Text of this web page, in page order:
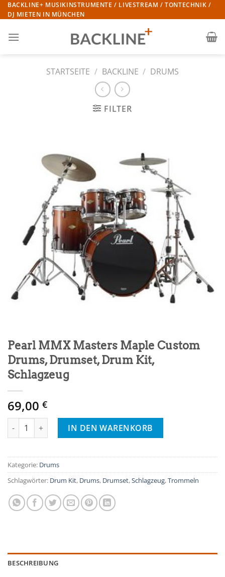
Zum
Inhalt
BACKLINE+ MUSIKINSTRUMENTE / LIVESTREAM / TONTECHNIK /
DJ MIETEN IN MÜNCHEN
STARTSEITE / BACKLINE / DRUMS
FILTER
Pearl MMX Masters Maple Custom
Drums, Drumset, Drum Kit,
Schlagzeug
69,00 €
Pearl MMX Masters Maple Custom Drums, Drumset, Drum Kit,
IN DEN WARENKORB
Kategorie: Drums
Schlagwörter: Drum Kit, Drums, Drumset,Schlagzeug,Trommeln
BESCHREIBUNG